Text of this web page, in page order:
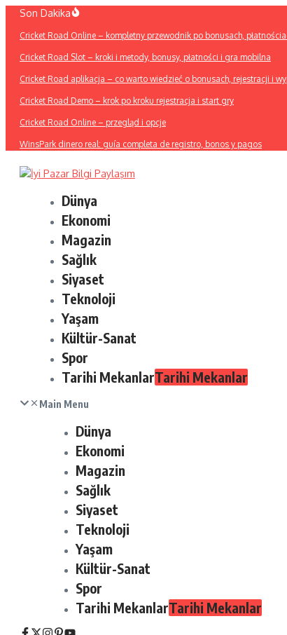
İçeriğe
Son Dakika
Cricket Road Online – kompletny przewodnik po bonusach,
Cricket Road Slot – kroki i metody, bonusy, płatności i gra mobilna
Cricket Road aplikacja – co warto wiedzieć o bonusach, rejestracji i
Cricket Road Demo – krok po kroku rejestracja i start gry
Cricket Road Online – przegląd i opcje
WinsPark dinero real: guía completa de registro, bonos y pagos
Dünya
Ekonomi
Magazin
Sağlık
Siyaset
Teknoloji
Yaşam
Kültür-Sanat
Spor
Tarihi MekanlarTarihi Mekanlar
Main Menu
Dünya
Ekonomi
Magazin
Sağlık
Siyaset
Teknoloji
Yaşam
Kültür-Sanat
Spor
Tarihi MekanlarTarihi Mekanlar